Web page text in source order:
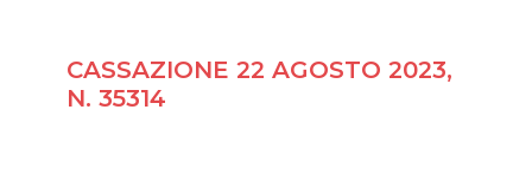
CASSAZIONE 22 AGOSTO 2023,
N. 35314